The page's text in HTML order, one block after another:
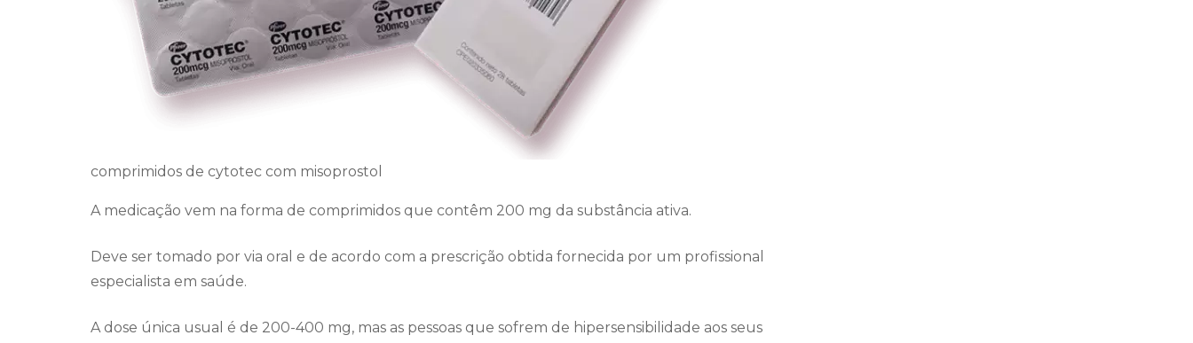
comprimidos de cytotec com misoprostol
A medicação vem na forma de comprimidos que contêm 200 mg da substância ativa.
Deve ser tomado por via oral e de acordo com a prescrição obtida fornecida por um profissional
especialista em saúde.
A dose única usual é de 200-400 mg, mas as pessoas que sofrem de hipersensibilidade aos seus